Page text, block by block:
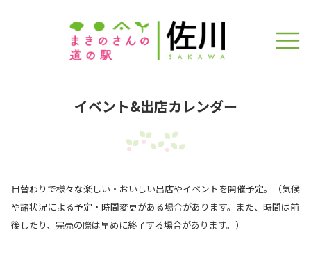
イベント&出店カレンダー
日替わりで様々な楽しい・おいしい出店やイベントを開催予定。（気候
や諸状況による予定・時間変更がある場合があります。また、時間は前
後したり、完売の際は早めに終了する場合があります。）